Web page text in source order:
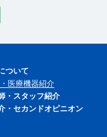
ついて
医療機器紹介
・スタッフ紹介
・セカンドオピニオン